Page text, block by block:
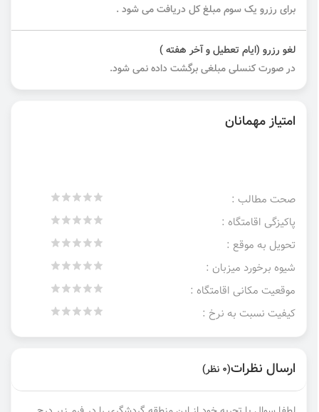
برای رزرو یک سوم مبلغ کل دریافت می شود .
لغو رزرو (ایام تعطیل و آخر هفته )
در صورت کنسلی مبلغی برگشت داده نمی شود.
امتیاز مهمانان
صحت مطالب :
پاکیزگی اقامتگاه :
تحویل به موقع :
شیوه برخورد میزبان :
موقعیت مکانی اقامتگاه :
کیفیت نسبت به نرخ :
ارسال نظرات(0 نظر)